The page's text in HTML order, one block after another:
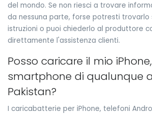
del mondo. Se non riesci a trovare
da nessuna parte, forse potresti trovarlo
istruzioni o puoi chiederlo al produttore
direttamente l'assistenza clienti.
Posso caricare il mio
smartphone di qualunque
Pakistan?
I caricabatterie per iPhone, telefoni